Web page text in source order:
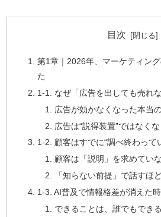
目次
第1章｜2026年、マーケティン
た
1-1. なぜ「広告を出しても売れ
広告が効かなくなった本当
広告は“説得装置”ではなく
1-2. 顧客はすでに“調べ終わって
顧客は「説明」を求めてい
「知らない前提」で話すほ
1-3. AI普及で情報格差が消えた
できることは、誰でもできる